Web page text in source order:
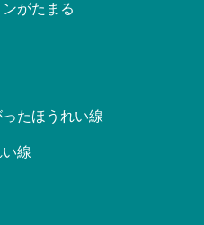
がたまる
たほうれい線
線